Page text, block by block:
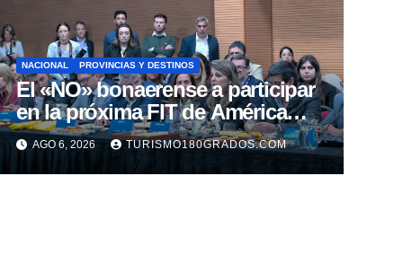
NACIONAL PROVINCIAS Y DESTINOS
El «NO» bonaerense a participar
en la próxima FIT de América
Latina
AGO 6, 2026 TURISMO180GRADOS.COM